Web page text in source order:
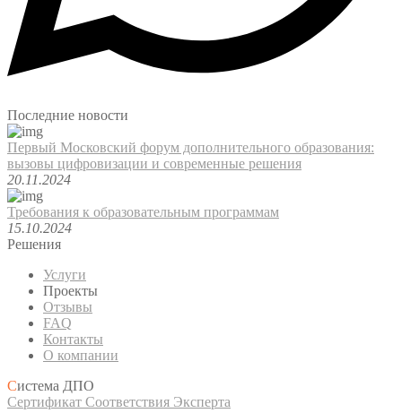
Последние новости
Первый Московский форум дополнительного образования:
вызовы цифровизации и современные решения
20.11.2024
Требования к образовательным программам
15.10.2024
Решения
Услуги
Проекты
Отзывы
FAQ
Контакты
О компании
Система ДПО
Сертификат Соответствия Эксперта